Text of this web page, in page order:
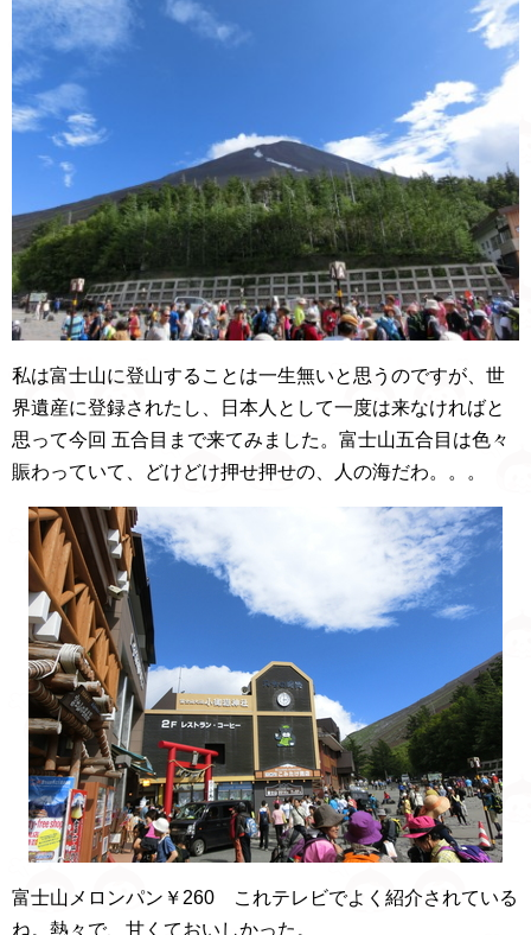
私は富士山に登山することは一生無いと思うのですが、世
界遺産に登録されたし、日本人として一度は来なければと
思って今回 五合目まで来てみました。富士山五合目は色々
賑わっていて、どけどけ押せ押せの、人の海だわ。。。
富士山メロンパン￥260 これテレビでよく紹介されている
ね。熱々で、甘くておいしかった。